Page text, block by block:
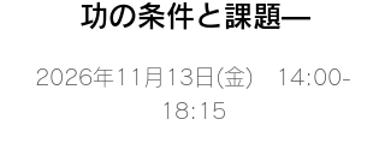
功の条件と課題―
2026年11月13日(金) 14:00-
18:15